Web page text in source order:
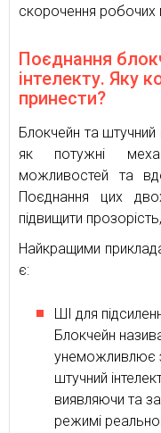
скорочення робочих
Поєднання
інтелекту. Яку
принести?
Блокчейн та штучний
як потужні
можливостей та
Поєднання цих
підвищити
Найкращими
є:
ШІ для
Блокчейн
унеможливлює
штучний
виявляючи та
режимі